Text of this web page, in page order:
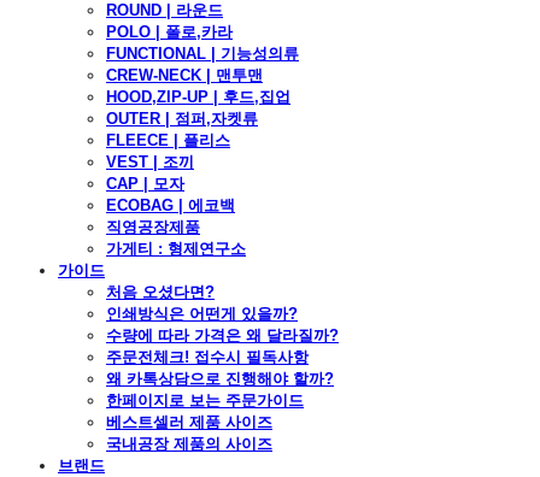
ROUND | 라운드
POLO | 폴로,카라
FUNCTIONAL | 기능성의류
CREW-NECK | 맨투맨
HOOD,ZIP-UP | 후드,집업
OUTER | 점퍼,자켓류
FLEECE | 플리스
VEST | 조끼
CAP | 모자
ECOBAG | 에코백
직영공장제품
가게티 : 형제연구소
가이드
처음 오셨다면?
인쇄방식은 어떤게 있을까?
수량에 따라 가격은 왜 달라질까?
주문전체크! 접수시 필독사항
왜 카톡상담으로 진행해야 할까?
한페이지로 보는 주문가이드
베스트셀러 제품 사이즈
국내공장 제품의 사이즈
브랜드